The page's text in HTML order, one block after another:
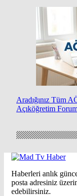
Aradığınız Tüm
Açıköğretim
Haberleri anlık
posta adresiniz
edebilirsiniz.